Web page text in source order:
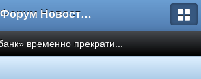
Форум Новостройки
временно прекрати...